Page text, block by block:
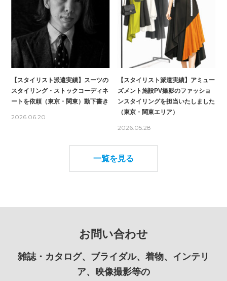
【スタイリスト派遣実績】スーツの
スタイリング・ストックコーディネ
ートを依頼（東京・関東）動下書き
2026.06.20
【スタイリスト派遣実績】アミュー
ズメント施設PV撮影のファッショ
ンスタイリングを担当いたしました
（東京・関東エリア）
2026.05.28
一覧を見る
お問い合わせ
雑誌・カタログ、ブライダル、着物、インテリ
ア、映像撮影等の